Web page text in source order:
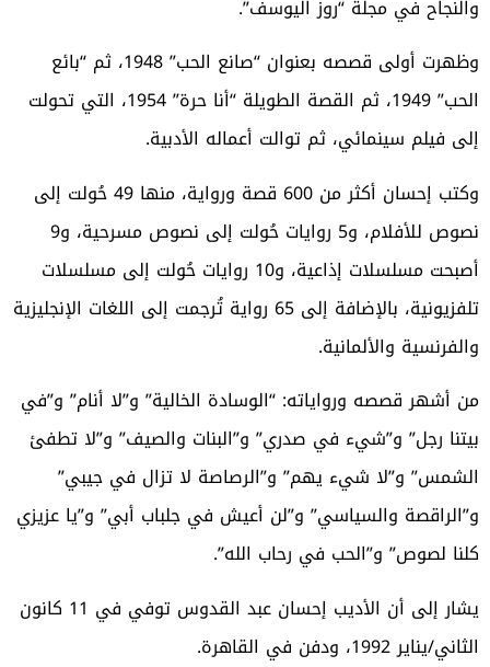
والنجاح في مجلة “روز اليوسف”.
وظهرت أولى قصصه بعنوان “صانع الحب” 1948، ثم “بائع
الحب” 1949، ثم القصة الطويلة “أنا حرة” 1954، التي تحولت
إلى فيلم سينمائي، ثم توالت أعماله الأدبية.
وكتب إحسان أكثر من 600 قصة ورواية، منها 49 حُولت إلى
نصوص للأفلام، و5 روايات حُولت إلى نصوص مسرحية، و9
أصبحت مسلسلات إذاعية، و10 روايات حُولت إلى مسلسلات
تلفزيونية، بالإضافة إلى 65 رواية تُرجمت إلى اللغات الإنجليزية
والفرنسية والألمانية.
من أشهر قصصه ورواياته: “الوسادة الخالية” و”لا أنام” و”في
بيتنا رجل” و”شيء في صدري” و”البنات والصيف” و”لا تطفئ
الشمس” و”لا شيء يهم” و”الرصاصة لا تزال في جيبي”
و”الراقصة والسياسي” و”لن أعيش في جلباب أبي” و”يا عزيزي
كلنا لصوص” و”الحب في رحاب الله”.
يشار إلى أن الأديب إحسان عبد القدوس توفي في 11 كانون
الثاني/يناير 1992، ودفن في القاهرة.